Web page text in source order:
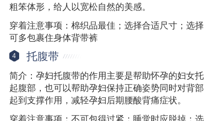
粗笨体形，给人以宽松自然的美感。
穿着注意事项：棉织品最佳；选择合适尺寸；选择
可多包裹住身体背带裤
4 托腹带
简介：孕妇托腹带的作用主要是帮助怀孕的妇女托
起腹部，也可以帮助孕妇保持正确姿势同时对背部
起到支撑作用，减轻孕妇后期腰酸背痛症状。